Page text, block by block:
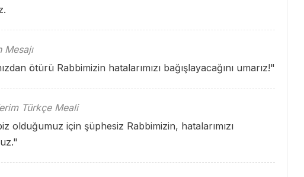
Mesajı
ötürü Rabbimizin hatalarımızı bağışlayacağını umarız!"
Türkçe Meali
olduğumuz için şüphesiz Rabbimizin, hatalarımızı